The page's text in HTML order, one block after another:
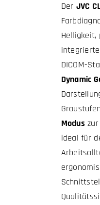
Der JVC
Helligkeit,
DICOM-
Dynamic
Moduszur
ideal für